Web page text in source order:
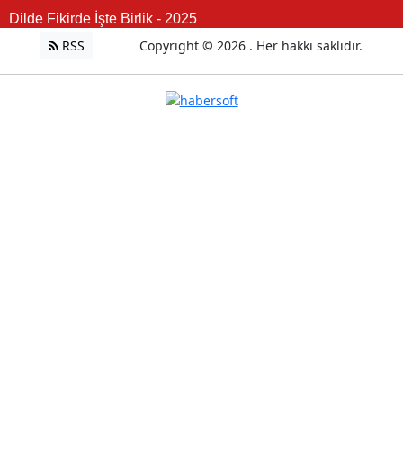
Dilde Fikirde İşte Birlik - 2025
RSS Copyright © 2026 . Her hakkı saklıdır.